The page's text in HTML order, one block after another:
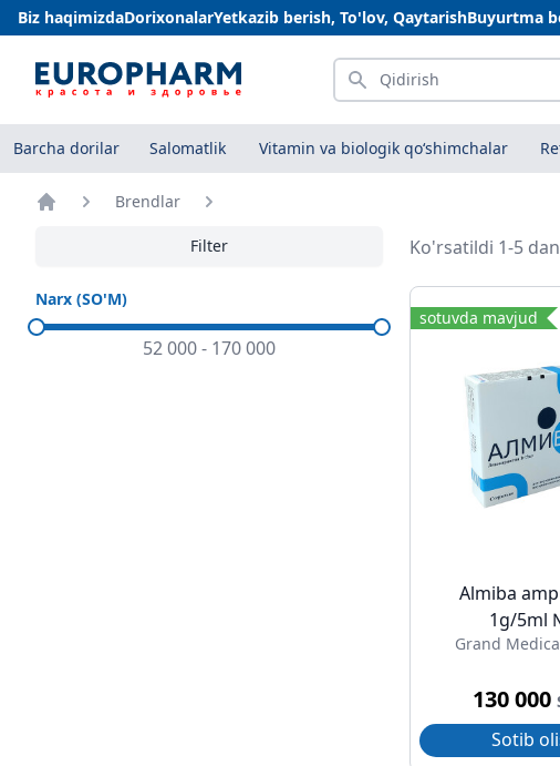
Biz haqimizdaDorixonalarYetkazib berish, To'lov, QaytarishBuyurtma
Qidirish
Barcha dorilar Salomatlik Vitamin va biologik qo‘shimchalar
Brendlar
Filter
Narx (SO'M)
52 000- 170 000
Ko'rsatildi 1-5
sotuvda mavjud
Almiba
1g/5ml
Grand
130 000
Sotib